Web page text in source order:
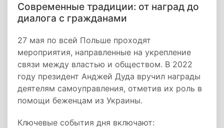
Современные традиции: от наград до
диалога с гражданами
27 мая по всей Польше проходят
мероприятия, направленные на укрепление
связи между властью и обществом. В 2022
году президент Анджей Дуда вручил награды
деятелям самоуправления, отметив их роль в
помощи беженцам из Украины.
Ключевые события дня включают: